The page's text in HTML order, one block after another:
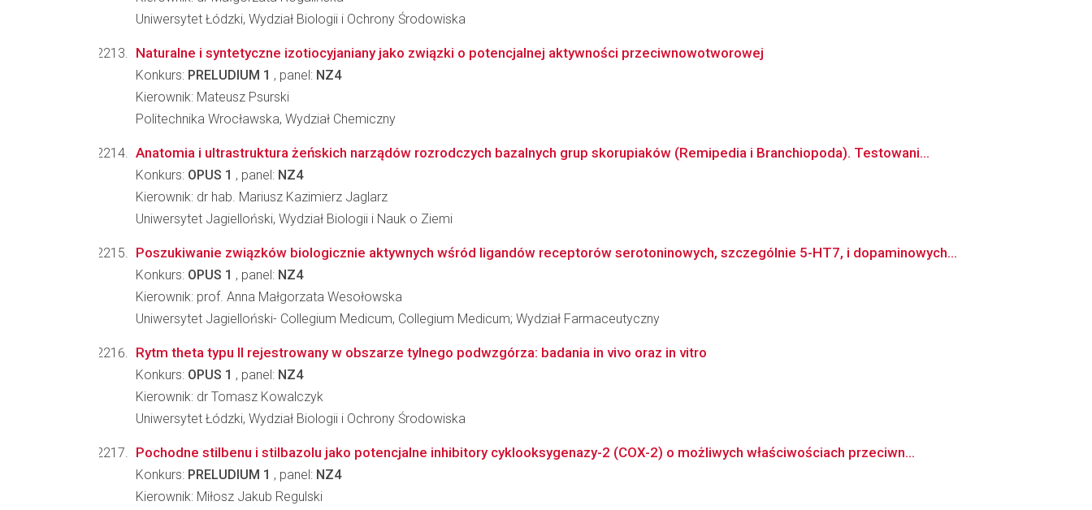
Uniwersytet Łódzki, Wydział Biologii i Ochrony Środowiska
Naturalne i syntetyczne izotiocyjaniany jako związki o potencjalnej aktywności przeciwnowotworowej
Konkurs: PRELUDIUM 1 , panel: NZ4
Kierownik: Mateusz Psurski
Politechnika Wrocławska, Wydział Chemiczny
Anatomia i ultrastruktura żeńskich narządów rozrodczych bazalnych grup skorupiaków (Remipedia i Branchiopoda). Testowani...
Konkurs: OPUS 1 , panel: NZ4
Kierownik: dr hab. Mariusz Kazimierz Jaglarz
Uniwersytet Jagielloński, Wydział Biologii i Nauk o Ziemi
Poszukiwanie związków biologicznie aktywnych wśród ligandów receptorów serotoninowych, szczególnie 5-HT7, i dopaminowych...
Konkurs: OPUS 1 , panel: NZ4
Kierownik: prof. Anna Małgorzata Wesołowska
Uniwersytet Jagielloński- Collegium Medicum, Collegium Medicum; Wydział Farmaceutyczny
Rytm theta typu II rejestrowany w obszarze tylnego podwzgórza: badania in vivo oraz in vitro
Konkurs: OPUS 1 , panel: NZ4
Kierownik: dr Tomasz Kowalczyk
Uniwersytet Łódzki, Wydział Biologii i Ochrony Środowiska
Pochodne stilbenu i stilbazolu jako potencjalne inhibitory cyklooksygenazy-2 (COX-2) o możliwych właściwościach przeciwn...
Konkurs: PRELUDIUM 1 , panel: NZ4
Kierownik: Miłosz Jakub Regulski